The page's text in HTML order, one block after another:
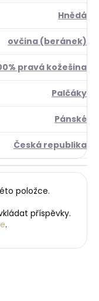
Hnědá
ovčina (beránek)
pravá kožešina
Palčáky
Pánské
Česká republika
položce.
příspěvky.
.